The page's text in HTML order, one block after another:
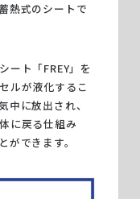
熱式のシートで
ート「FREY」を
ルが液化するこ
中に放出され、
に戻る仕組み
できます。